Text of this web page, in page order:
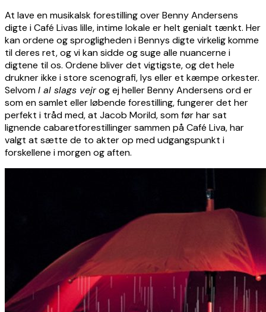
At lave en musikalsk forestilling over Benny Andersens
digte i Café Livas lille, intime lokale er helt genialt tænkt. Her
kan ordene og sprogligheden i Bennys digte virkelig komme
til deres ret, og vi kan sidde og suge alle nuancerne i
digtene til os. Ordene bliver det vigtigste, og det hele
drukner ikke i store scenografi, lys eller et kæmpe orkester.
SelvomI al slags vejrog ej heller Benny Andersens ord er
som en samlet eller løbende forestilling, fungerer det her
perfekt i tråd med, at Jacob Morild, som før har sat
lignende cabaretforestillinger sammen på Café Liva, har
valgt at sætte de to akter op med udgangspunkt i
forskellene i morgen og aften.